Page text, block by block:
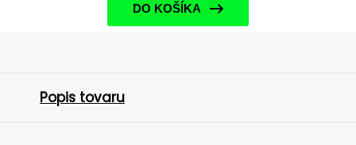
DO KOŠÍKA
Popis tovaru